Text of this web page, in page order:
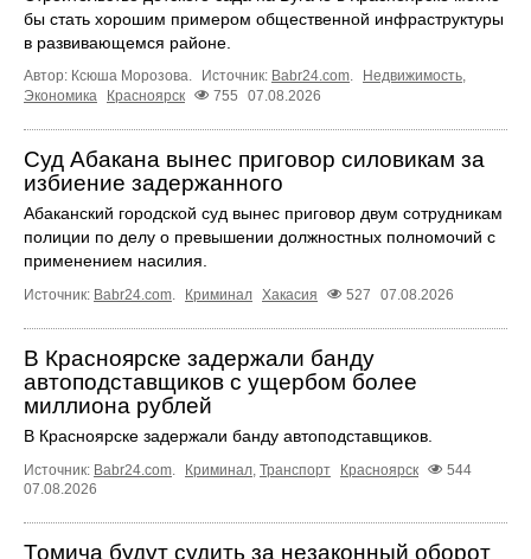
бы стать хорошим примером общественной инфраструктуры
в развивающемся районе.
Автор: Ксюша Морозова. Источник: Babr24.com Недвижимость
Экономика
Красноярск 755 07.08.2026
Суд Абакана вынес приговор силовикам за
избиение задержанного
Абаканский городской суд вынес приговор двум сотрудникам
полиции по делу о превышении должностных полномочий с
применением насилия.
Источник: Babr24.com. Криминал Хакасия 527 07.08.2026
В Красноярске задержали банду
автоподставщиков с ущербом более
миллиона рублей
В Красноярске задержали банду автоподставщиков.
Источник: Babr24.com. Криминал, Транспорт Красноярск
544
07.08.2026
Томича будут судить за незаконный оборот